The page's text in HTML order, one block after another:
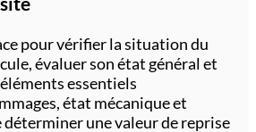
pour vérifier la situation du
évaluer son état général et
essentiels
état mécanique et
une valeur de reprise